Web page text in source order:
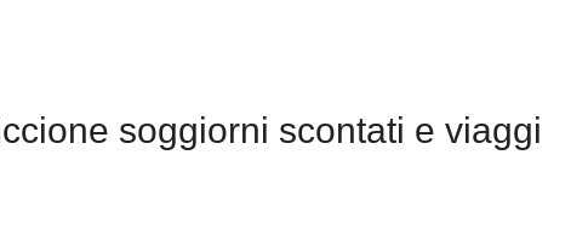
soggiorni scontati e viaggi